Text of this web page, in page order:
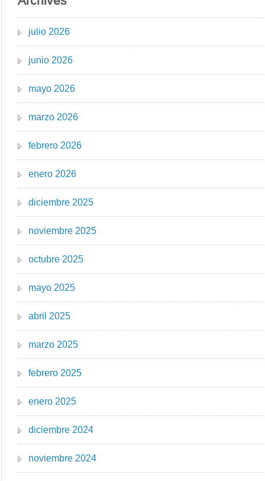
julio 2026
junio 2026
mayo 2026
marzo 2026
febrero 2026
enero 2026
diciembre 2025
noviembre 2025
octubre 2025
mayo 2025
abril 2025
marzo 2025
febrero 2025
enero 2025
diciembre 2024
noviembre 2024